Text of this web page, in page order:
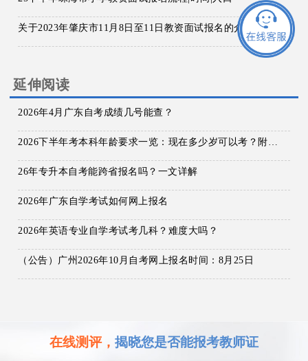
关于2023年肇庆市11月8日至11日教资面试报名的介绍
延伸阅读
2026年4月广东自考成绩几号能查？
26年专升本自考能跨省报名吗？一文详解
2026年广东自学考试如何网上报名
2026年英语专业自学考试考几科？难度大吗？
（公告）广州2026年10月自考网上报名时间：8月25日
在线测评， 揭晓您是否能报考教师证